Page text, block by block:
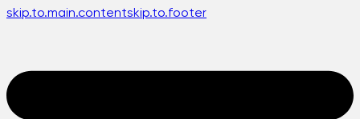
skip.to.main.contentskip.to.footer